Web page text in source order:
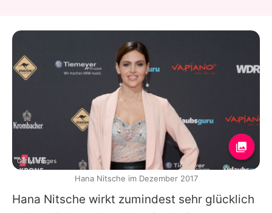
Hana Nitsche wirkt zumindest sehr glücklich
Getty Images
Hana Nitsche im Dezember 2017